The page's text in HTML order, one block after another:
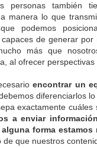
personas también
manera lo que
podemos
de generar
más que
al ofrecer
encontrar un
diferenciarlos
exactamente cuáles
a enviar
forma
que nuestros